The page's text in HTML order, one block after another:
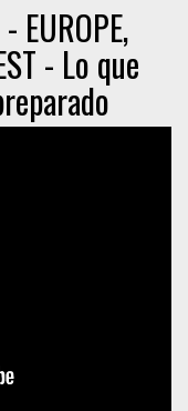
EUROPE,
- Lo que